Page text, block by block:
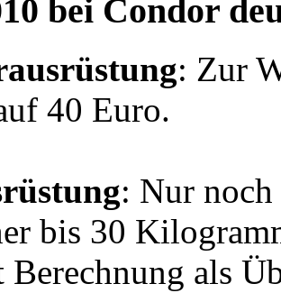
bei Condor
: Zur
40 Euro.
: Nur
bis 30
Berechnung als